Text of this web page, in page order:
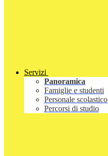
Servizi
Panoramica
Famiglie e studenti
Personale scolastico
Percorsi di studio